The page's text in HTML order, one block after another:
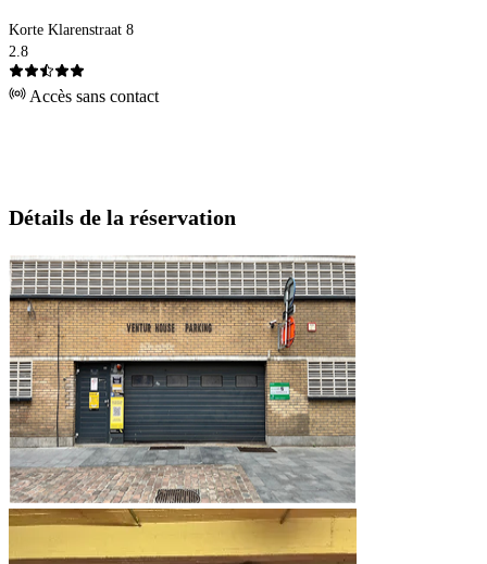
Korte Klarenstraat 8
2.8
Accès sans contact
Détails de la réservation